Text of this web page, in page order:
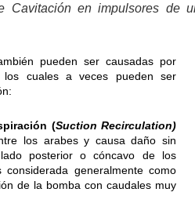
Cavitación en impulsores de
pueden ser causadas por
los cuales a veces pueden ser
(Suction Recirculation)
los arabes y causa daño sin
posterior o cóncavo de los
generalmente como
de la bomba con caudales muy